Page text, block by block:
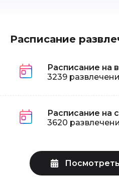
Расписание
Расписание на
3239
Расписание на
3620